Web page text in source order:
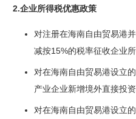
2.企业所得税优惠政策
对注册在海南自由贸易港
减按15%的税率征收企业所
对在海南自由贸易港设立
产业企业新增境外直接投
对在海南自由贸易港设立